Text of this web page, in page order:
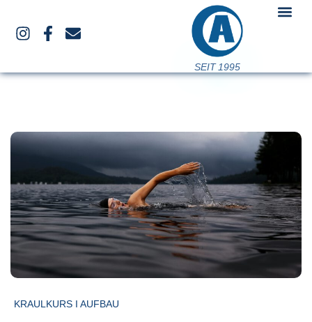
SEIT 1995
KRAULKURS I AUFBAU